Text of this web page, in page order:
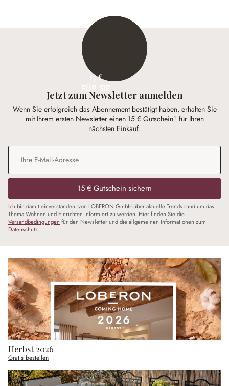
15 €
Jetzt zum Newsletter anmelden
Wenn Sie erfolgreich das Abonnement bestätigt haben, erhalten Sie
mit Ihrem ersten Newsletter einen 15 € Gutschein¹ für Ihren
nächsten Einkauf.
E-Mail-Adresse
15 € Gutschein sichern
Ich bin damit einverstanden, von LOBERON GmbH über aktuelle Trends rund um das
Thema Wohnen und Einrichten informiert zu werden. Hier finden Sie die
Versandbedingungen für den Newsletter und die allgemeinen Informationen zum
Datenschutz.
Herbst 2026
Gratis bestellen